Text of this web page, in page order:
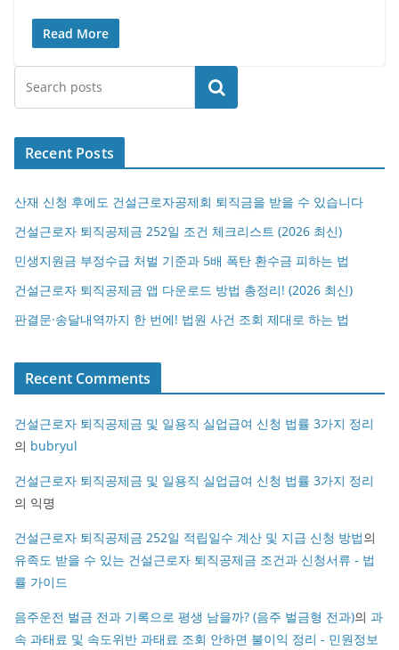
Read More
검색
Recent Posts
산재 신청 후에도 건설근로자공제회 퇴직금을 받을 수 있습니다
건설근로자 퇴직공제금 252일 조건 체크리스트 (2026 최신)
민생지원금 부정수급 처벌 기준과 5배 폭탄 환수금 피하는 법
건설근로자 퇴직공제금 앱 다운로드 방법 총정리! (2026 최신)
판결문·송달내역까지 한 번에! 법원 사건 조회 제대로 하는 법
Recent Comments
건설근로자 퇴직공제금 및 일용직 실업급여 신청 법률 3가지 정리
의 bubryul
건설근로자 퇴직공제금 및 일용직 실업급여 신청 법률 3가지 정리
의 익명
건설근로자 퇴직공제금 252일 적립일수 계산 및 지급 신청 방법의
유족도 받을 수 있는 건설근로자 퇴직공제금 조건과 신청서류 - 법
률 가이드
음주운전 벌금 전과 기록으로 평생 남을까? (음주 벌금형 전과)의 과
속 과태료 및 속도위반 과태료 조회 안하면 불이익 정리 - 민원정보